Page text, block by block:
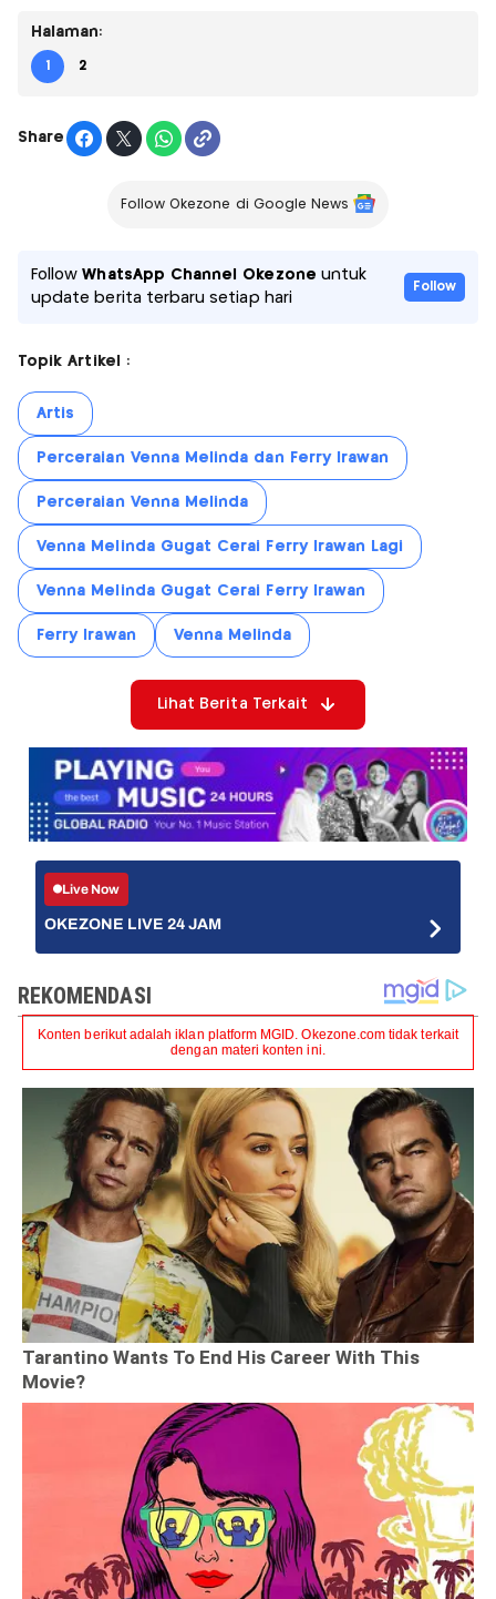
Halaman:
1 2
Share
Follow Okezone di Google News
FollowWhatsApp Channel Okezone untuk
update berita terbaru setiap hari
Follow
Topik Artikel :
Artis
Perceraian Venna Melinda dan Ferry Irawan
Perceraian Venna Melinda
Venna Melinda Gugat Cerai Ferry Irawan Lagi
Venna Melinda Gugat Cerai Ferry Irawan
Ferry Irawan Venna Melinda
Lihat Berita Terkait
Live Now
OKEZONE LIVE 24 JAM